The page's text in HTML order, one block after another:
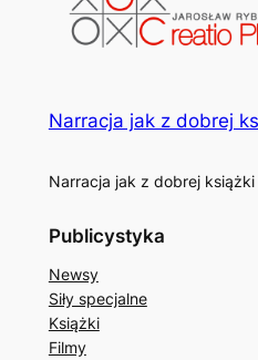
Narracja jak z dobrej
Narracja jak z dobrej książki
Publicystyka
Newsy
Siły specjalne
Książki
Filmy